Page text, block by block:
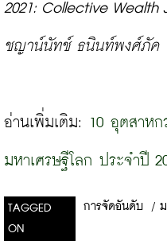
2021: Collective Wealth
ชญาน์นัทช์ ธนินท์พงศ์ภัค
อ่านเพิ่มเติม: 10 อุตสาหก
มหาเศรษฐีโลก ประจำปี
TAGGED
ON
การจัดอันดับ /